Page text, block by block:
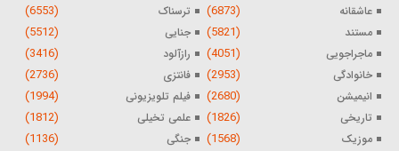
عاشقانه (6873) ترسناک (6553)
مستند (5821) جنایی (5512)
ماجراجویی (4051) رازآلود (3416)
خانوادگی (2953) فانتزی (2736)
انیمیشن (2680) فیلم تلویزیونی (1994)
تاریخی (1826) علمی تخیلی (1812)
موزیک (1568) جنگی (1136)